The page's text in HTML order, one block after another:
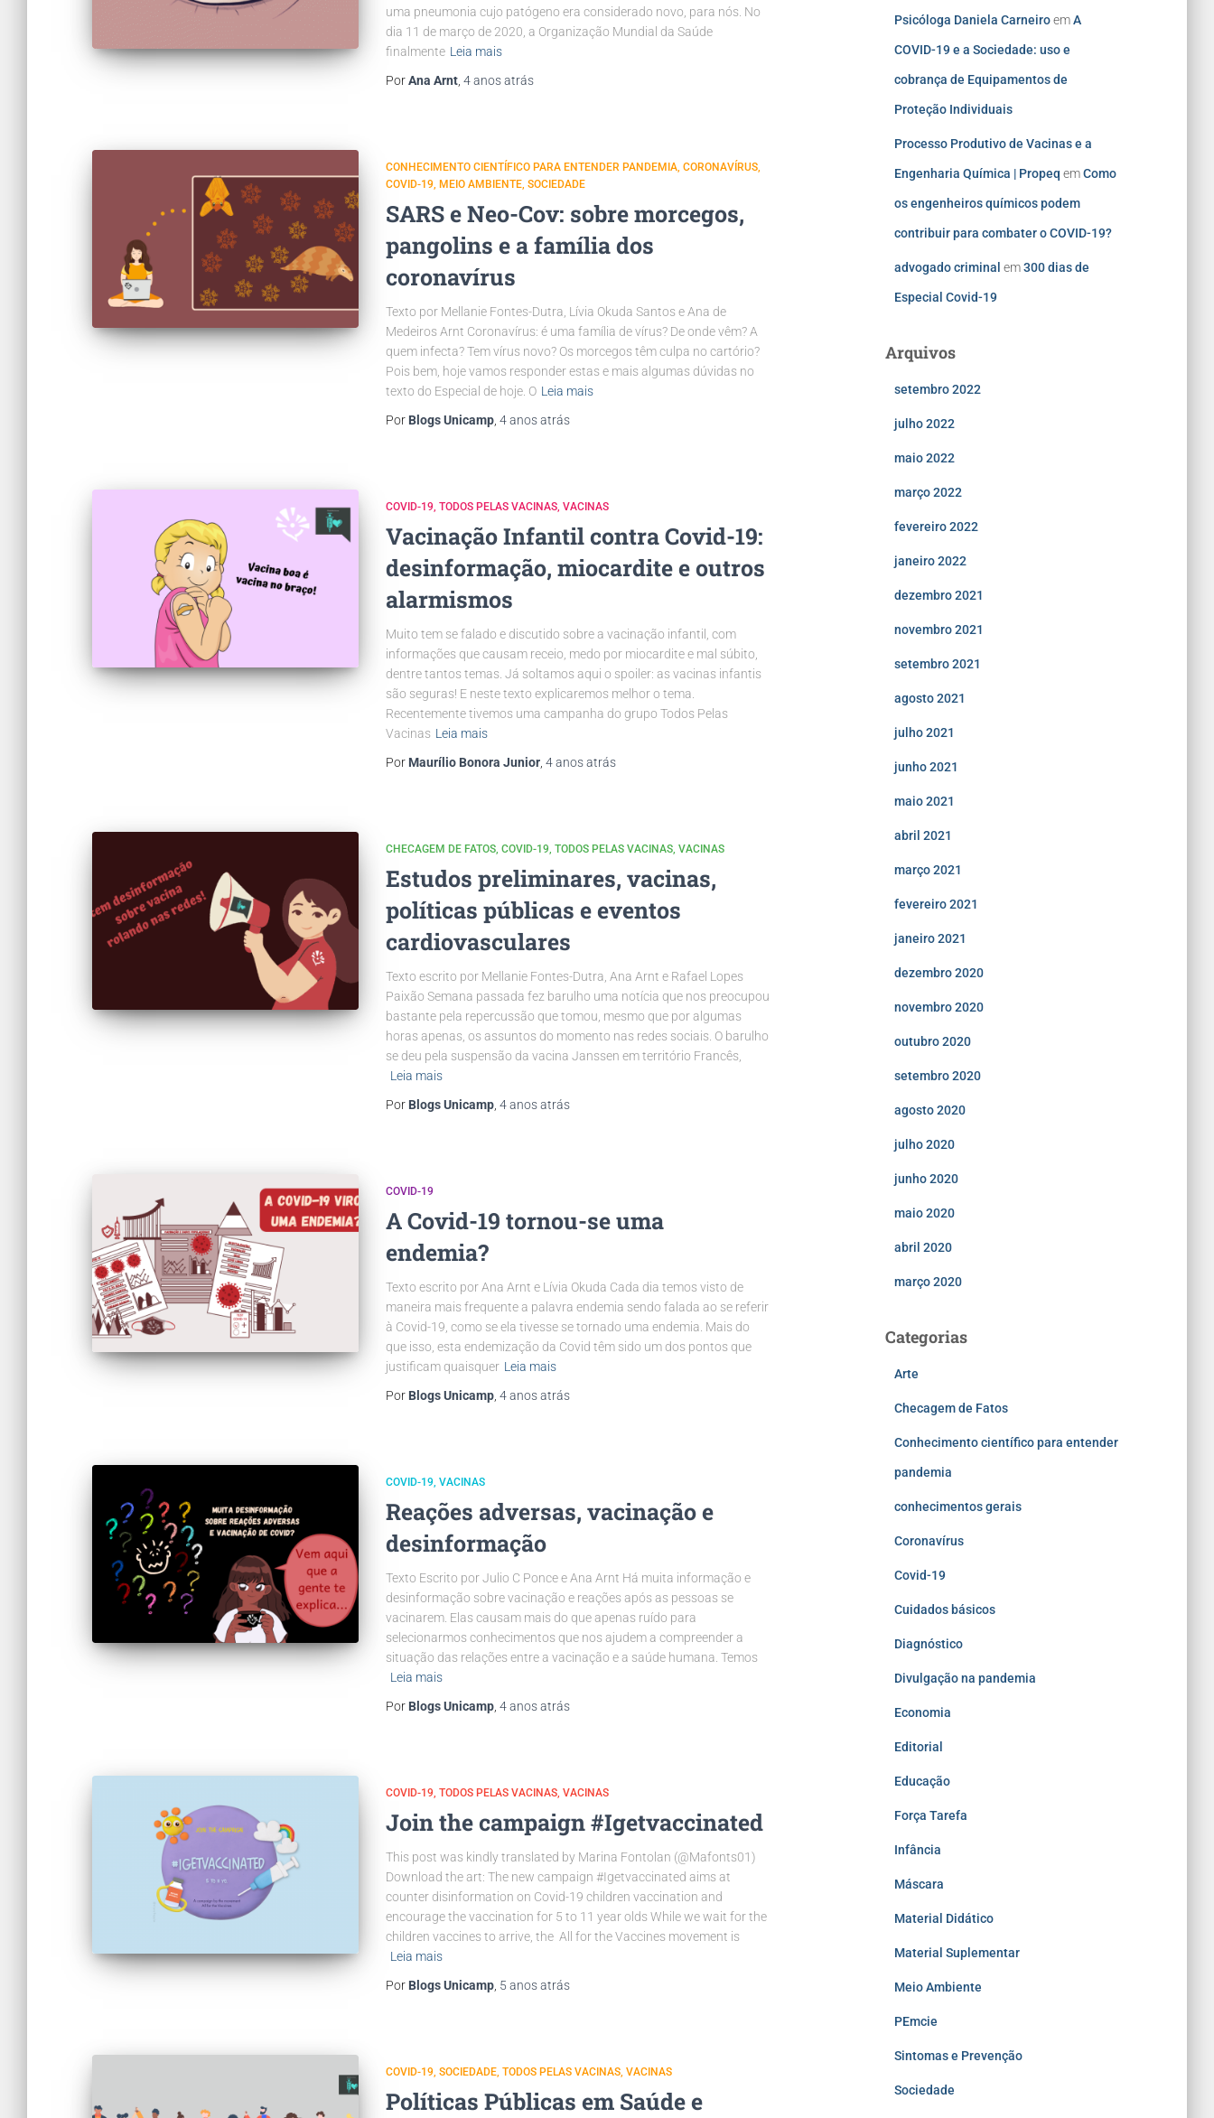
uma pneumonia cujo patógeno era considerado novo, para nós. No
dia 11 de março de 2020, a Organização Mundial da Saúde
finalmente Leia mais
PorAna Arnt 4 anosatrás
CONHECIMENTO CIENTÍFICO PARA ENTENDER PANDEMIA CORONAVÍRUS
COVID-19 MEIO AMBIENTE SOCIEDADE
SARS e Neo-Cov: sobre morcegos,
pangolins e a família dos
coronavírus
Texto por Mellanie Fontes-Dutra, Lívia Okuda Santos e Ana de
Medeiros Arnt Coronavírus: é uma família de vírus? De onde vêm? A
quem infecta? Tem vírus novo? Os morcegos têm culpa no cartório?
Pois bem, hoje vamos responder estas e mais algumas dúvidas no
texto do Especial de hoje. O Leia mais
Por Blogs Unicamp 4 anosatrás
COVID-19 TODOS PELAS VACINAS VACINAS
Vacinação Infantil contra Covid-19:
desinformação, miocardite e outros
alarmismos
Muito tem se falado e discutido sobre a vacinação infantil, com
informações que causam receio, medo por miocardite e mal súbito,
dentre tantos temas. Já soltamos aqui o spoiler: as vacinas infantis
são seguras! E neste texto explicaremos melhor o tema.
Recentemente tivemos uma campanha do grupo Todos Pelas
Vacinas Leia mais
Por Maurílio Bonora Junior 4 anosatrás
CHECAGEM DE FATOS COVID-19 TODOS PELAS VACINAS VACINAS
Estudos preliminares, vacinas,
políticas públicas e eventos
cardiovasculares
Texto escrito por Mellanie Fontes-Dutra, Ana Arnt e Rafael Lopes
Paixão Semana passada fez barulho uma notícia que nos preocupou
bastante pela repercussão que tomou, mesmo que por algumas
horas apenas, os assuntos do momento nas redes sociais. O barulho
se deu pela suspensão da vacina Janssen em território Francês,
Leia mais
Por Blogs Unicamp 4 anosatrás
COVID-19
A Covid-19 tornou-se uma
endemia?
Texto escrito por Ana Arnt e Lívia Okuda Cada dia temos visto de
maneira mais frequente a palavra endemia sendo falada ao se referir
à Covid-19, como se ela tivesse se tornado uma endemia. Mais do
que isso, esta endemização da Covid têm sido um dos pontos que
justificam quaisquer Leia mais
Por Blogs Unicamp 4 anosatrás
COVID-19 VACINAS
Reações adversas, vacinação e
desinformação
Texto Escrito por Julio C Ponce e Ana Arnt Há muita informação e
desinformação sobre vacinação e reações após as pessoas se
vacinarem. Elas causam mais do que apenas ruído para
selecionarmos conhecimentos que nos ajudem a compreender a
situação das relações entre a vacinação e a saúde humana. Temos
Leia mais
Por Blogs Unicamp 4 anosatrás
COVID-19 TODOS PELAS VACINAS VACINAS
Join the campaign #Igetvaccinated
This post was kindly translated by Marina Fontolan (@Mafonts01)
Download the art: The new campaign #Igetvaccinated aims at
counter disinformation on Covid-19 children vaccination and
encourage the vaccination for 5 to 11 year olds While we wait for the
children vaccines to arrive, the All for the Vaccines movement is
Leia mais
Por Blogs Unicamp 5 anosatrás
COVID-19 SOCIEDADE TODOS PELAS VACINAS VACINAS
Políticas Públicas em Saúde e
Psicóloga Daniela CarneiroemA
COVID-19 e a Sociedade: uso e
cobrança de Equipamentos de
Proteção Individuais
Processo Produtivo de Vacinas e a
Engenharia Química | Propeq emComo
os engenheiros químicos podem
contribuir para combater o COVID-19?
advogado criminal em300 dias de
Especial Covid-19
Arquivos
setembro 2022
julho 2022
maio 2022
março 2022
fevereiro 2022
janeiro 2022
dezembro 2021
novembro 2021
setembro 2021
agosto 2021
julho 2021
junho 2021
maio 2021
abril 2021
março 2021
fevereiro 2021
janeiro 2021
dezembro 2020
novembro 2020
outubro 2020
setembro 2020
agosto 2020
julho 2020
junho 2020
maio 2020
abril 2020
março 2020
Categorias
Arte
Checagem de Fatos
Conhecimento científico para entender
pandemia
conhecimentos gerais
Coronavírus
Covid-19
Cuidados básicos
Diagnóstico
Divulgação na pandemia
Economia
Editorial
Educação
Força Tarefa
Infância
Máscara
Material Didático
Material Suplementar
Meio Ambiente
PEmcie
Sintomas e Prevenção
Sociedade